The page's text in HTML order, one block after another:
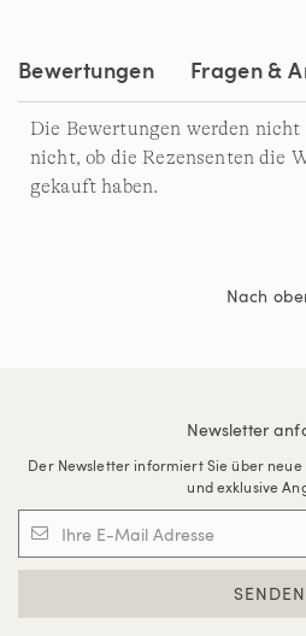
Bewertungen Fragen &
Die Bewertungen werden
nicht, ob die Rezensenten die
gekauft haben.
Nach
Newsletter
Der Newsletter informiert Sie über
und exklusive
SENDEN